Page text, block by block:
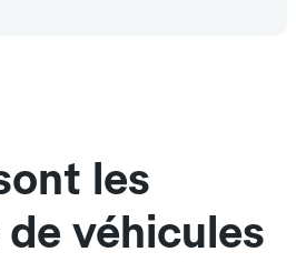
les
véhicules